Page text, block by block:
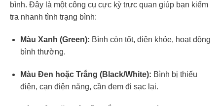
bình. Đây là một công cụ cực kỳ trực quan giúp bạn kiểm
tra nhanh tình trạng bình:
Màu Xanh (Green): Bình còn tốt, điện khỏe, hoạt động
bình thường.
Màu Đen hoặc Trắng (Black/White): Bình bị thiếu
điện, cạn điện năng, cần đem đi sạc lại.